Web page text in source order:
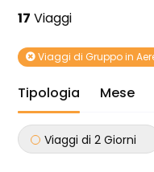
17 Viaggi
Viaggi di Gruppo in
Tipologia Mese
Viaggi di 2 Giorni